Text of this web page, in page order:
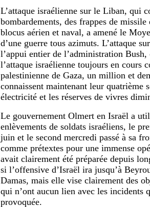
L’attaque israélienne sur le Liban, qui
bombardements, des frappes de
blocus aérien et naval, a amené le
d’une guerre tous azimuts. L’attaque
l’appui entier de l’administration Bush,
l’attaque israélienne toujours en cours
palestinienne de Gaza, un million et
connaissent maintenant leur quatrième
électricité et les réserves de vivres
Le gouvernement Olmert en Israël a
enlèvements de soldats israéliens, le
juin et le second mercredi passé à sa
comme prétextes pour une immense
avait clairement été préparée depuis
si l’offensive d’Israël ira jusqu’à
Damas, mais elle vise clairement des
qui n’ont aucun lien avec les incidents
provoquée.